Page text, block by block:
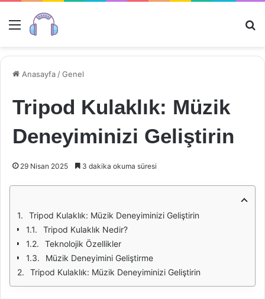
Menü
Anasayfa /Genel
Tripod Kulaklık: Müzik
Deneyiminizi Geliştirin
29 Nisan 2025 3 dakika okuma süresi
Tripod Kulaklık: Müzik Deneyiminizi Geliştirin
Tripod Kulaklık Nedir?
Teknolojik Özellikler
Müzik Deneyimini Geliştirme
Tripod Kulaklık: Müzik Deneyiminizi Geliştirin